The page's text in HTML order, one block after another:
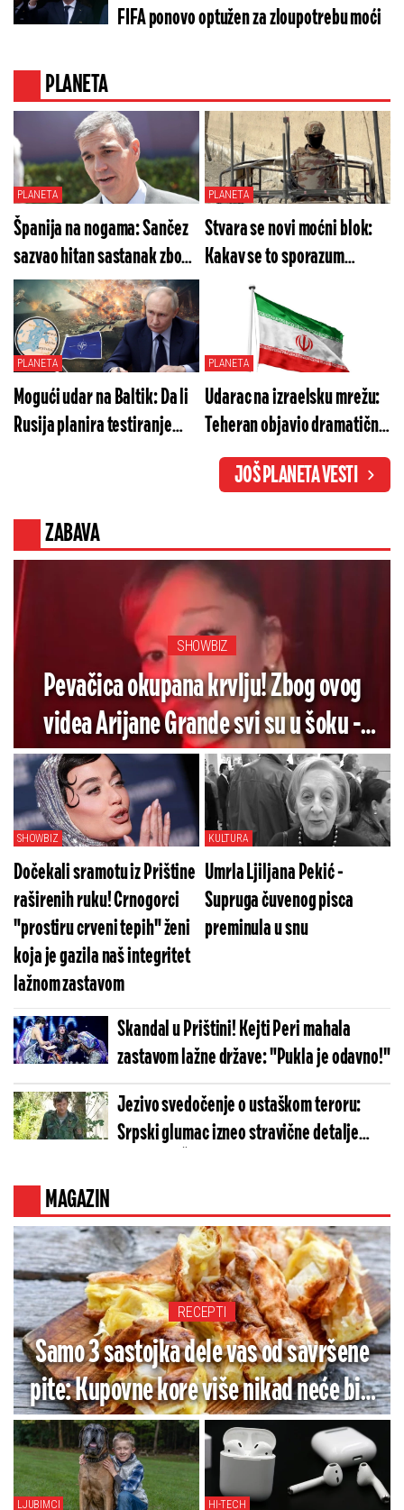
FIFA ponovo optužen za zloupotrebu moći
PLANETA
PLANETA
Španija na nogama: Sančez
sazvao hitan sastanak zbog
situacije u Seuti
PLANETA
Stvara se novi moćni blok:
Kakav se to sporazum
sprema u Džedi?
PLANETA
Mogući udar na Baltik: Da li
Rusija planira testiranje
PLANETA
Udarac na izraelsku mrežu:
Teheran objavio dramatične
vesti o hapšenju špijuna
JOŠ PLANETA VESTI
ZABAVA
SHOWBIZ
Pevačica okupana krvlju! Zbog ovog
videa Arijane Grande svi su u šoku -
Pogledajte koliko je jezivo (VIDEO)
SHOWBIZ
Dočekali sramotu iz Prištine
raširenih ruku! Crnogorci
"prostiru crveni tepih" ženi
koja je gazila naš integritet
lažnom zastavom
KULTURA
Umrla Ljiljana Pekić -
Supruga čuvenog pisca
preminula u snu
Skandal u Prištini! Kejti Peri mahala
zastavom lažne države: "Pukla je odavno!"
Jezivo svedočenje o ustaškom teroru:
Srpski glumac izneo stravične detalje
MAGAZIN
RECEPTI
Samo 3 sastojka dele vas od savršene
pite: Kupovne kore više nikad neće biti
suve
LJUBIMCI HI-TECH